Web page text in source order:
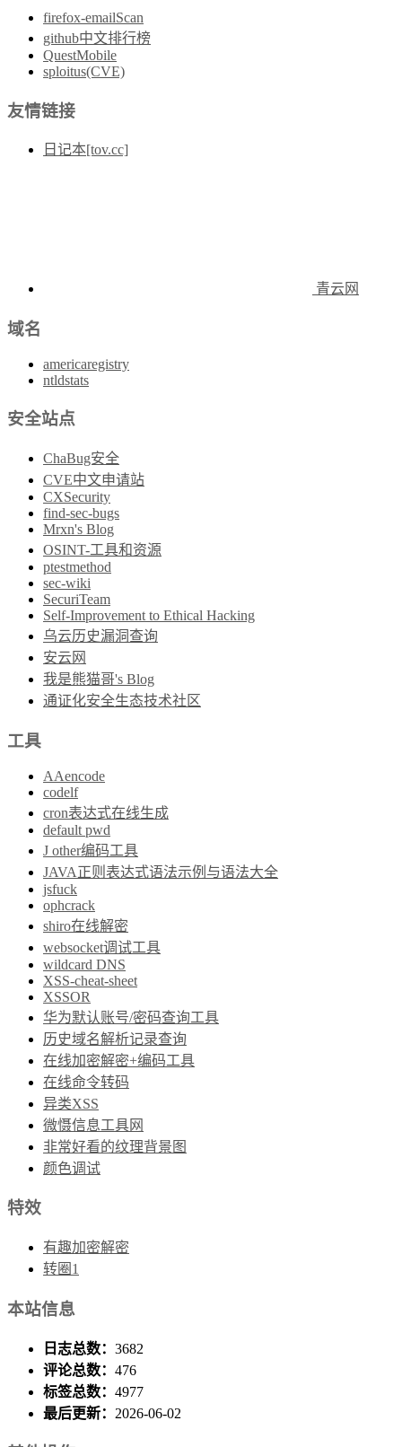
firefox-emailScan
github中文排行榜
QuestMobile
sploitus(CVE)
友情链接
日记本[tov.cc]
青云网
域名
americaregistry
ntldstats
安全站点
ChaBug安全
CVE中文申请站
CXSecurity
find-sec-bugs
Mrxn's Blog
OSINT-工具和资源
ptestmethod
sec-wiki
SecuriTeam
Self-Improvement to Ethical Hacking
乌云历史漏洞查询
安云网
我是熊猫哥's Blog
通证化安全生态技术社区
工具
AAencode
codelf
cron表达式在线生成
default pwd
J other编码工具
JAVA正则表达式语法示例与语法大全
jsfuck
ophcrack
shiro在线解密
websocket调试工具
wildcard DNS
XSS-cheat-sheet
XSSOR
华为默认账号/密码查询工具
历史域名解析记录查询
在线加密解密+编码工具
在线命令转码
异类XSS
微慑信息工具网
非常好看的纹理背景图
颜色调试
特效
有趣加密解密
转圈1
本站信息
日志总数： 3682
评论总数： 476
标签总数： 4977
最后更新： 2026-06-02